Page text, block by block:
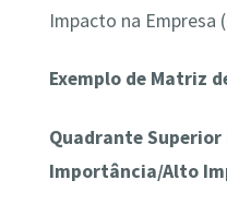
Impacto na Empresa
Exemplo de Matriz
Quadrante
Importância/Alto